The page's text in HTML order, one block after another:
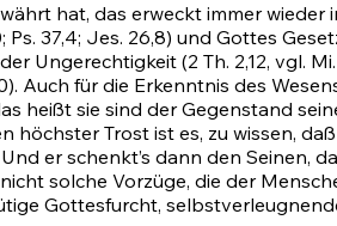
hat, das erweckt immer wieder
; Ps. 37,4; Jes. 26,8) und Gottes
Ungerechtigkeit (2 Th. 2,12, vgl.
Auch für die Erkenntnis des
heißt sie sind der Gegenstand
höchster Trost ist es, zu wissen,
er schenkt’s dann den Seinen,
solche Vorzüge, die der
Gottesfurcht,